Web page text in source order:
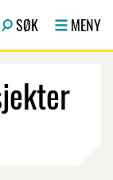
SØK MENY